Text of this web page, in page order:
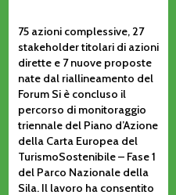
75 azioni complessive, 27
stakeholder titolari di azioni
dirette e 7 nuove proposte
nate dal riallineamento del
Forum Si è concluso il
percorso di monitoraggio
triennale del Piano d’Azione
della Carta Europea del
TurismoSostenibile – Fase 1
del Parco Nazionale della
Sila. Il lavoro ha consentito